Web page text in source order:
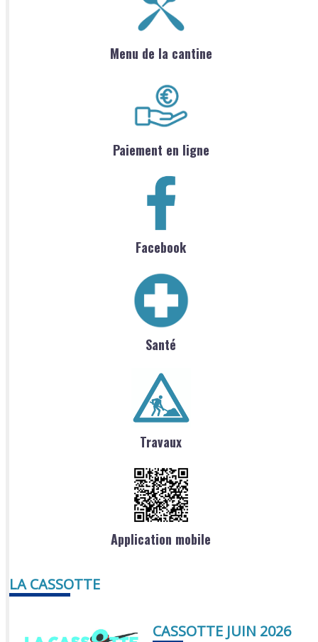
Menu de la cantine
Paiement en ligne
Facebook
Santé
Travaux
Application mobile
LA CASSOTTE
CASSOTTE JUIN 2026